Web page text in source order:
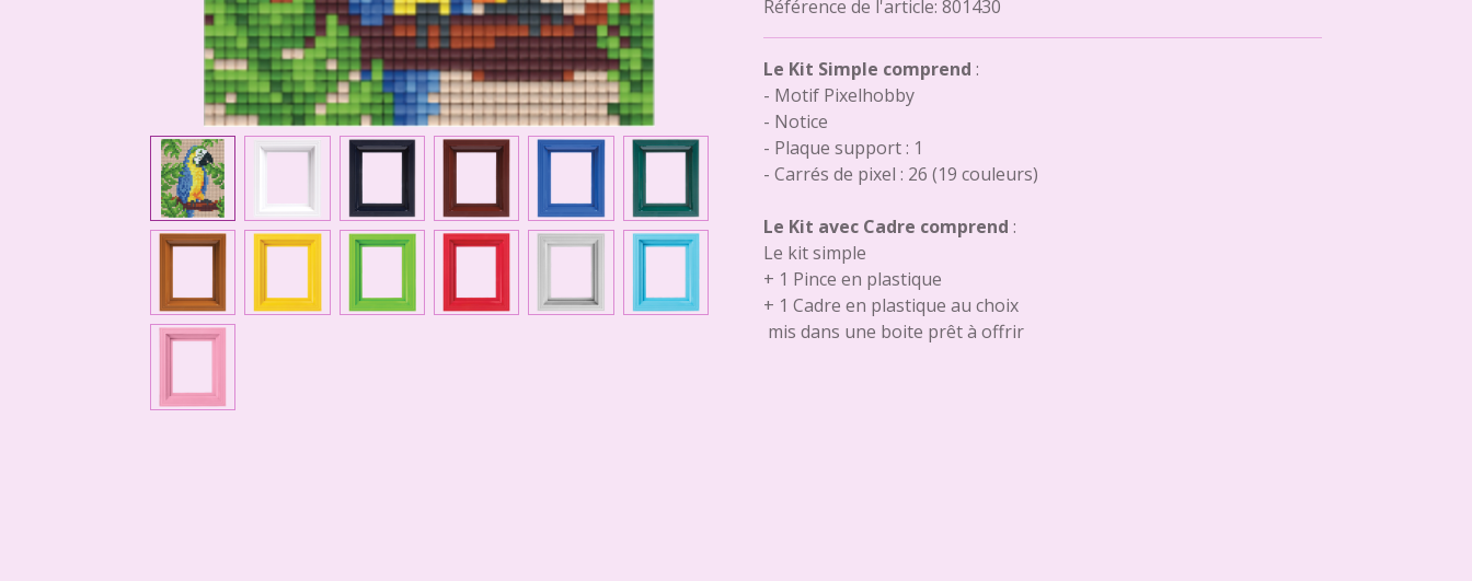
Référence de l'article: 801430
Le Kit Simple comprend :
- Motif Pixelhobby
- Notice
- Plaque support : 1
- Carrés de pixel : 26 (19 couleurs)
Le Kit avec Cadre comprend :
Le kit simple
+ 1 Pince en plastique
+ 1 Cadre en plastique au choix
mis dans une boite prêt à offrir